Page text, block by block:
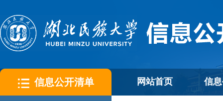
信息公开清单 网站首页 信